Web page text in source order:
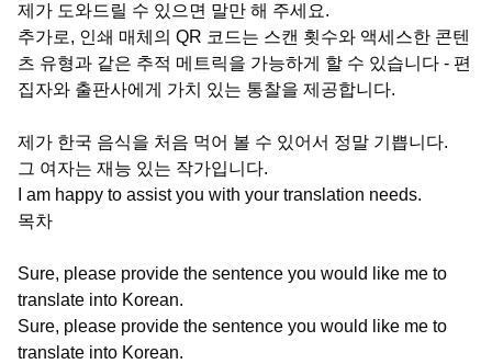
제가 도와드릴 수 있으면 말만 해 주세요.
추가로, 인쇄 매체의 QR 코드는 스캔 횟수와 액세스한 콘텐
츠 유형과 같은 추적 메트릭을 가능하게 할 수 있습니다 - 편
집자와 출판사에게 가치 있는 통찰을 제공합니다.
제가 한국 음식을 처음 먹어 볼 수 있어서 정말 기쁩니다.
그 여자는 재능 있는 작가입니다.
I am happy to assist you with your translation needs.
목차
Sure, please provide the sentence you would like me to
translate into Korean.
Sure, please provide the sentence you would like me to
translate into Korean.